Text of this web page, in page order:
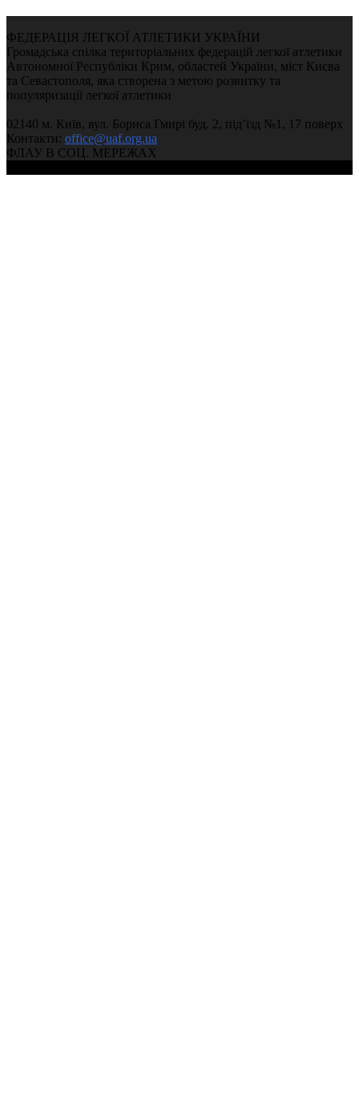
ФЕДЕРАЦІЯ ЛЕГКОЇ АТЛЕТИКИ УКРАЇНИ
Громадська спілка територіальних федерацій легкої атлетики
Автономної Республіки Крим, областей України, міст Києва
та Севастополя, яка створена з метою розвитку та
популяризації легкої атлетики
02140 м. Київ, вул. Бориса Гмирі буд. 2, під’їзд №1, 17 поверх
Контакти: office@uaf.org.ua
ФЛАУ В СОЦ. МЕРЕЖАХ